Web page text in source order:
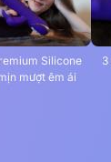
Silicone
mượt êm ái